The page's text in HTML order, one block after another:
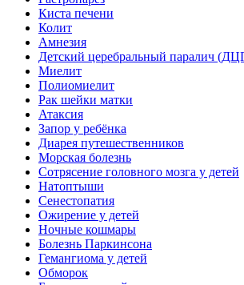
Киста печени
Колит
Амнезия
Детский церебральный паралич
Миелит
Полиомиелит
Рак шейки матки
Атаксия
Запор у ребёнка
Диарея путешественников
Морская болезнь
Сотрясение головного мозга у детей
Натоптыши
Сенестопатия
Ожирение у детей
Ночные кошмары
Болезнь Паркинсона
Гемангиома у детей
Обморок